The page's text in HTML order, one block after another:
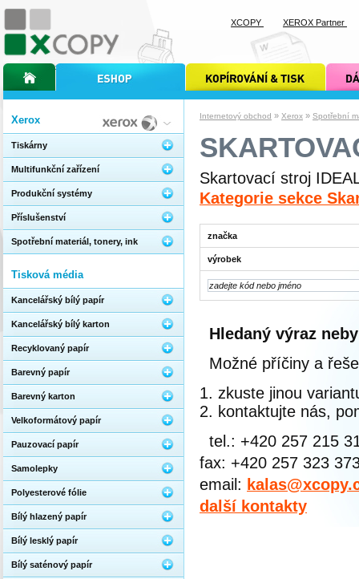
Internetový obchod » Xerox » Spotřební
Skartovací stroj
Kategorie sekce
značka
výrobek
Hledaný výraz
Možné příčiny a
zkuste jinou
kontaktujte nás,
tel.: +420 257 215
fax: +420 257 323
email:
další kontakty
Xerox
Tiskárny
Multifunkční zařízení
Produkční systémy
Příslušenství
Spotřební materiál, tonery, ink
Tisková média
Kancelářský bílý papír
Kancelářský bílý karton
Recyklovaný papír
Barevný papír
Barevný karton
Velkoformátový papír
Pauzovací papír
Samolepky
Polyesterové fólie
Bílý hlazený papír
Bílý lesklý papír
Bílý saténový papír
úvodní stránka xcopyinternetový obchod xcopy kopírování a tisk xcopy dárkové
XCOPY XEROX Partner